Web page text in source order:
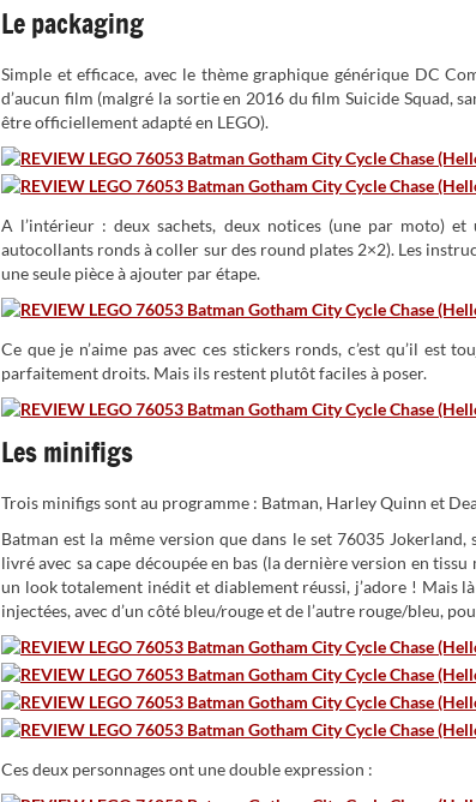
Le packaging
Simple et efficace, avec le thème graphique générique DC
d’aucun film (malgré la sortie en 2016 du film Suicide Squad,
être officiellement adapté en LEGO).
A l’intérieur : deux sachets, deux notices (une par moto)
autocollants ronds à coller sur des round plates 2×2). Les
une seule pièce à ajouter par étape.
Ce que je n’aime pas avec ces stickers ronds, c’est qu’il est
parfaitement droits. Mais ils restent plutôt faciles à poser.
Les minifigs
Trois minifigs sont au programme : Batman, Harley Quinn et
Batman est la même version que dans le set 76035
livré avec sa cape découpée en bas (la dernière version en
un look totalement inédit et diablement réussi, j’adore ! Mais
injectées, avec d’un côté bleu/rouge et de l’autre rouge/bleu,
Ces deux personnages ont une double expression :